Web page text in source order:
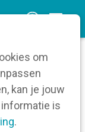
om
kan je jouw
is
.
n
m
media?